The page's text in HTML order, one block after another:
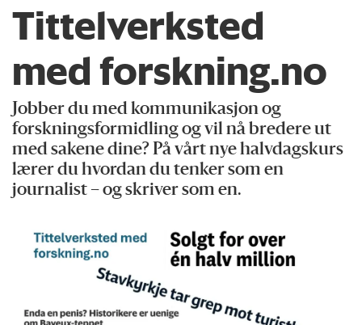
Tittelverksted
med forskning.no
Jobber du med kommunikasjon og
forskningsformidling og vil nå bredere ut
med sakene dine? På vårt nye halvdagskurs
lærer du hvordan du tenker som en
journalist – og skriver som en.